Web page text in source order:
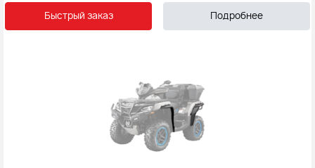
Быстрый заказ Подробнее